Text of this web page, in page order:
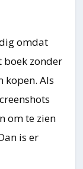
omdat
boek zonder
kopen. Als
om te zien
is er